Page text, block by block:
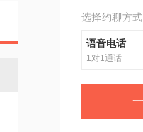
选择约聊方式
语音电话
1对1通话